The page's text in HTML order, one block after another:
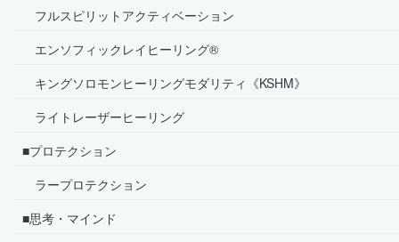
フルスピリットアクティベーション
エンソフィックレイヒーリング®
キングソロモンヒーリングモダリティ《KSHM》
ライトレーザーヒーリング
■プロテクション
ラープロテクション
■思考・マインド